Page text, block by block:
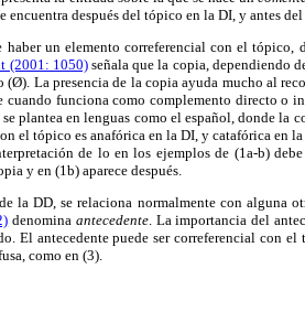
encuentra después del tópico en la DI, y antes
haber un elemento correferencial con el tópico,
(2001: 1050)señala que la copia, dependiendo
La presencia de la copia ayuda mucho al
cuando funciona como complemento directo o
plantea en lenguas como el español, donde la
el tópico es anafórica en la DI, y catafórica en
de lo en los ejemplos de (1a-b)
y en (1b) aparece después.
la DD, se relaciona normalmente con alguna
denomina antecedente. La importancia del
El antecedente puede ser correferencial con
como en (3).